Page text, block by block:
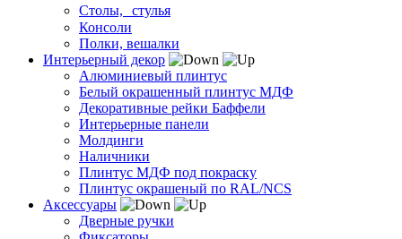
Столы, стулья
Консоли
Полки, вешалки
Интерьерный декор
Алюминиевый плинтус
Белый окрашенный плинтус МДФ
Декоративные рейки Баффели
Интерьерные панели
Молдинги
Наличники
Плинтус МДФ под покраску
Плинтус окрашеный по RAL/NCS
Аксессуары
Дверные ручки